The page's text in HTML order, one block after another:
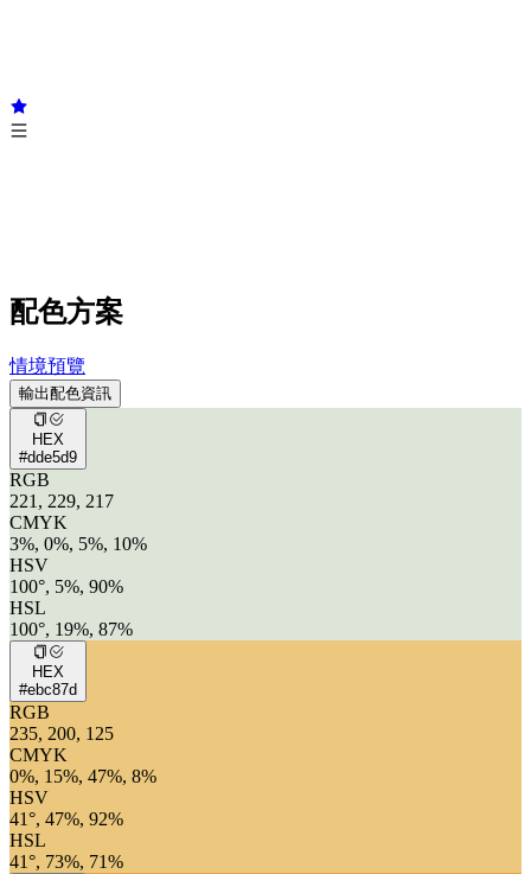
配色方案
情境預覽
輸出配色資訊
HEX
#dde5d9
RGB
221, 229, 217
CMYK
3%, 0%, 5%, 10%
HSV
100°, 5%, 90%
HSL
100°, 19%, 87%
HEX
#ebc87d
RGB
235, 200, 125
CMYK
0%, 15%, 47%, 8%
HSV
41°, 47%, 92%
HSL
41°, 73%, 71%